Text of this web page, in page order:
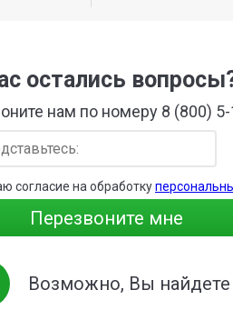
остались
нам по номеру 8 (800)
согласие на обработку
Перезвоните мне
Возможно, Вы найдете